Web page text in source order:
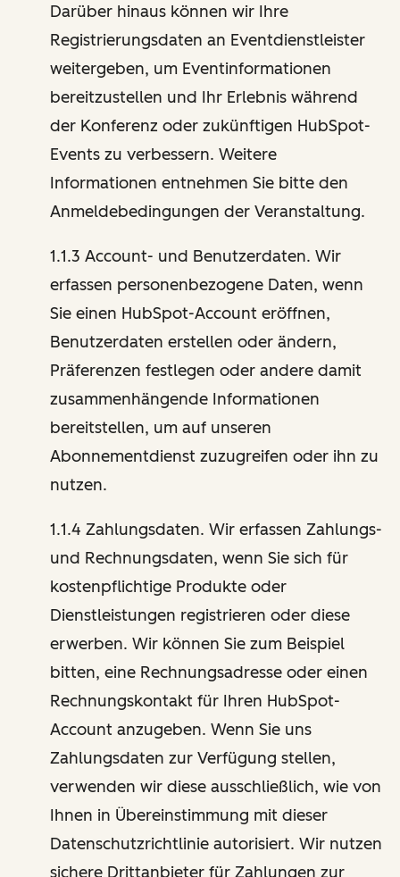
Darüber hinaus können wir Ihre
Registrierungsdaten an Eventdienstleister
weitergeben, um Eventinformationen
bereitzustellen und Ihr Erlebnis während
der Konferenz oder zukünftigen HubSpot-
Events zu verbessern. Weitere
Informationen entnehmen Sie bitte den
Anmeldebedingungen der Veranstaltung.
1.1.3 Account- und Benutzerdaten. Wir
erfassen personenbezogene Daten, wenn
Sie einen HubSpot-Account eröffnen,
Benutzerdaten erstellen oder ändern,
Präferenzen festlegen oder andere damit
zusammenhängende Informationen
bereitstellen, um auf unseren
Abonnementdienst zuzugreifen oder ihn zu
nutzen.
1.1.4 Zahlungsdaten. Wir erfassen Zahlungs-
und Rechnungsdaten, wenn Sie sich für
kostenpflichtige Produkte oder
Dienstleistungen registrieren oder diese
erwerben. Wir können Sie zum Beispiel
bitten, eine Rechnungsadresse oder einen
Rechnungskontakt für Ihren HubSpot-
Account anzugeben. Wenn Sie uns
Zahlungsdaten zur Verfügung stellen,
verwenden wir diese ausschließlich, wie von
Ihnen in Übereinstimmung mit dieser
Datenschutzrichtlinie autorisiert. Wir nutzen
sichere Drittanbieter für Zahlungen zur